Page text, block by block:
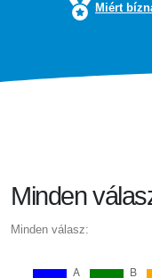
Miért
Minden
Minden válasz: